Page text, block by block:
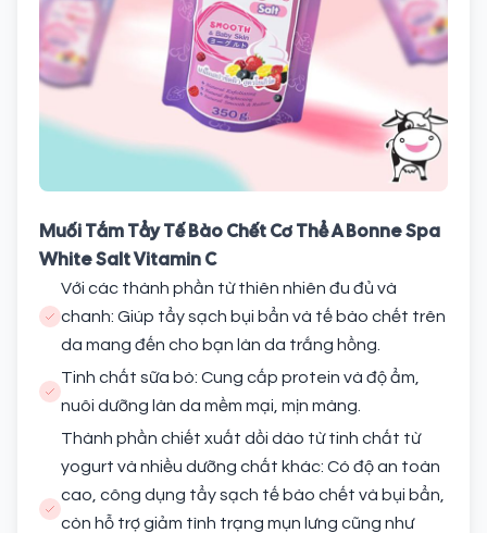
Muối Tắm Tẩy Tế Bào Chết Cơ Thể A Bonne Spa
White Salt Vitamin C
Với các thành phần từ thiên nhiên đu đủ và
chanh: Giúp tẩy sạch bụi bẩn và tế bào chết trên
da mang đến cho bạn làn da trắng hồng.
Tinh chất sữa bò: Cung cấp protein và độ ẩm,
nuôi dưỡng làn da mềm mại, mịn màng.
Thành phần chiết xuất dồi dào từ tinh chất từ
yogurt và nhiều dưỡng chất khác: Có độ an toàn
cao, công dụng tẩy sạch tế bào chết và bụi bẩn,
còn hỗ trợ giảm tình trạng mụn lưng cũng như